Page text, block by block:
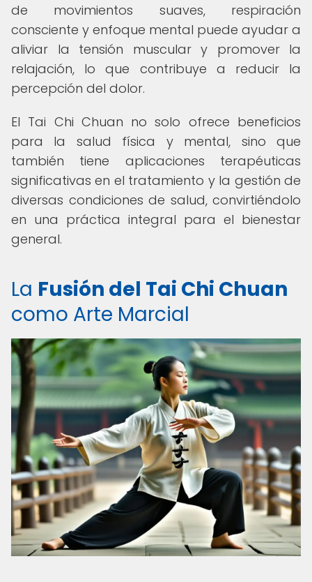
de movimientos suaves, respiración
consciente y enfoque mental puede ayudar a
aliviar la tensión muscular y promover la
relajación, lo que contribuye a reducir la
percepción del dolor.
El Tai Chi Chuan no solo ofrece beneficios
para la salud física y mental, sino que
también tiene aplicaciones terapéuticas
significativas en el tratamiento y la gestión de
diversas condiciones de salud, convirtiéndolo
en una práctica integral para el bienestar
general.
La Fusión del Tai Chi Chuan
como Arte Marcial